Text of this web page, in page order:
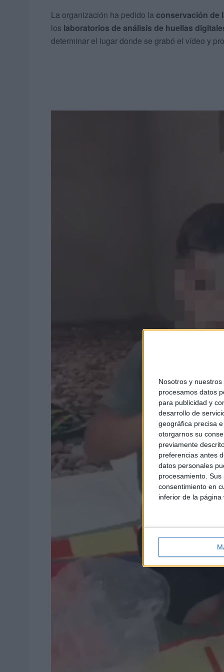
Nosotros y
procesamos datos
para publicidad y
desarrollo de
geográfica precisa
otorgarnos su
previamente
preferencias antes
datos personales
procesamiento.
consentimiento en
inferior de la página
La organización ha pedido la conservación de
los laboratorios de análisis de huellas
determinar el lugar donde se grabó el vídeo y